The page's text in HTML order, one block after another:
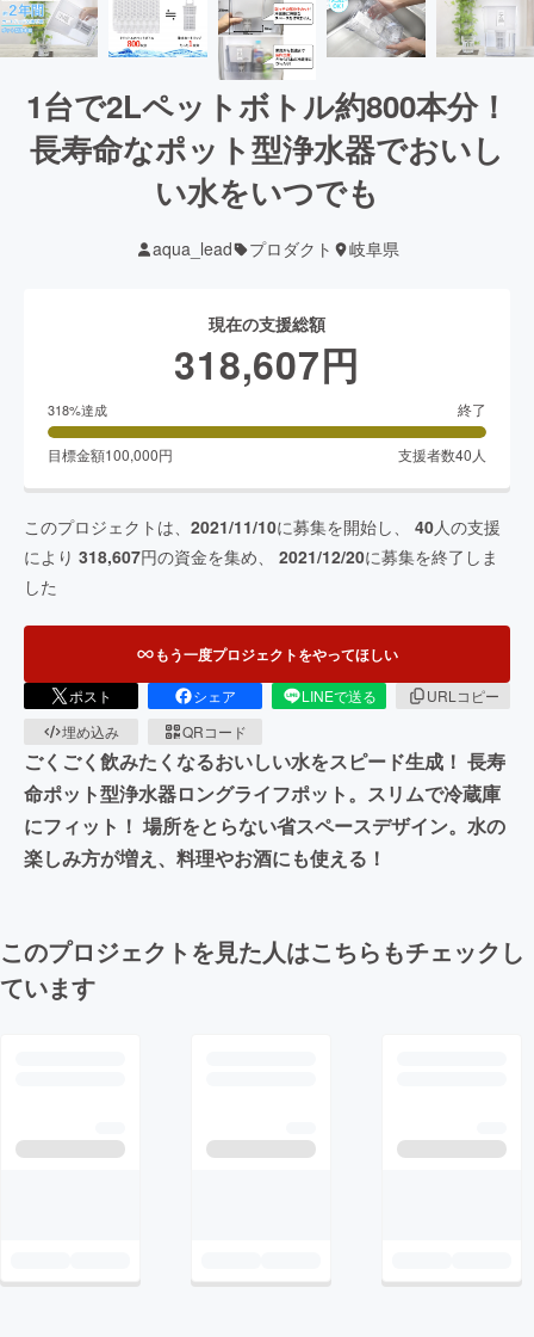
1台で2Lペットボトル約800本分！
長寿命なポット型浄水器でおいし
い水をいつでも
aqua_lead プロダクト 岐阜県
現在の支援総額
318,607円
318%達成 終了
目標金額100,000円 支援者数40 人
このプロジェクトは、 2021/11/10に募集を開始し、 40人の支援
により 318,607円の資金を集め、 2021/12/20に募集を終了しま
した
もう一度プロジェクトをやってほしい
ポスト シェア LINEで送る
URLコピー
埋め込み
QRコード
ごくごく飲みたくなるおいしい水をスピード生成！ 長寿
命ポット型浄水器ロングライフポット。スリムで冷蔵庫
にフィット！ 場所をとらない省スペースデザイン。水の
楽しみ方が増え、料理やお酒にも使える！
このプロジェクトを見た人はこちらもチェックし
ています